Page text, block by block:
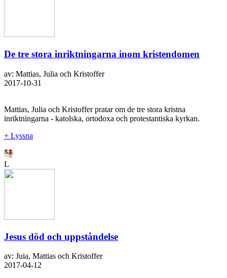
De tre stora inriktningarna inom kristendomen
av: Mattias, Julia och Kristoffer
2017-10-31
Mattias, Julia och Kristoffer pratar om de tre stora kristna
inriktningarna - katolska, ortodoxa och protestantiska kyrkan.
+ Lyssna
L
Jesus död och uppståndelse
av: Juia, Mattias och Kristoffer
2017-04-12